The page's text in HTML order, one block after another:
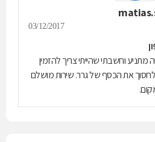
03/12/2017
וחשבתי שהייתי צריך להזמין
ולחסוך את הכסף של גרר. שירות מושלם